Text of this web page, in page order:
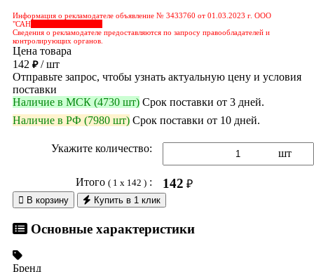
Информация о рекламодателе объявление № 3433760 от 01.03.2023 г. ООО
"САН
Сведения о рекламодателе предоставляются по запросу правообладателей и
контролирующих органов.
Цена товара
142 ₽/ шт
Отправьте запрос, чтобы узнать актуальную цену и условия
поставки
Наличие в МСК (4730 шт) Срок поставки от 3 дней.
Наличие в РФ (7980 шт) Срок поставки от 10 дней.
Укажите количество: шт
Итого ( 1 x 142 ): 142 ₽
 В корзину Купить в 1 клик
Основные характеристики
Бренд